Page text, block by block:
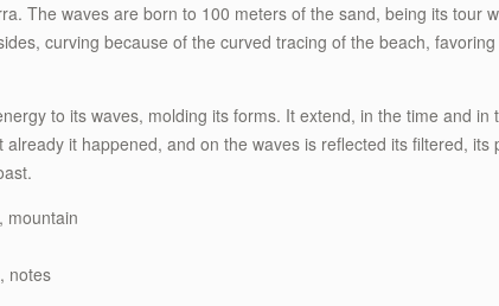
The waves are born to 100 meters of the sand, being its tour
curving because of the curved tracing of the beach,
to its waves, molding its forms. It extend, in the time and in
it happened, and on the waves is reflected its filtered, its